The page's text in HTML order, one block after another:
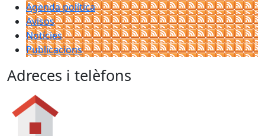
Agenda política
Avisos
Notícies
Publicacions
Adreces i telèfons